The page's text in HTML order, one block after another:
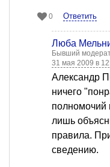
0 Ответить
Люба
Бывший
31 мая 2009 в
Александр
ничего
полномочий
лишь
правила.
сведению.